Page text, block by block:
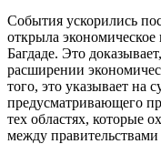
События ускорились
открыла экономическое
Багдаде. Это
расширении
того, это указывает на
предусматривающего
тех областях, которые
между правительствами